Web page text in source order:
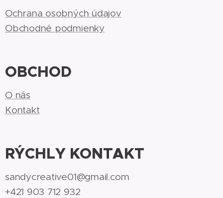
Ochrana osobných údajov
Obchodné podmienky
OBCHOD
O nás
Kontakt
RÝCHLY KONTAKT
sandycreative01@gmail.com
+421 903 712 932